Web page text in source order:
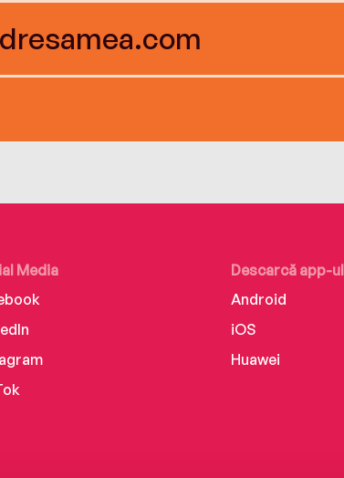
Media
Descarcă app-ul
Android
iOS
Huawei